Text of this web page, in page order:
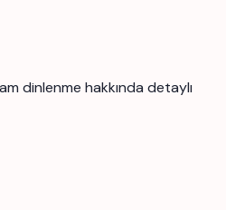
dinlenme hakkında detaylı